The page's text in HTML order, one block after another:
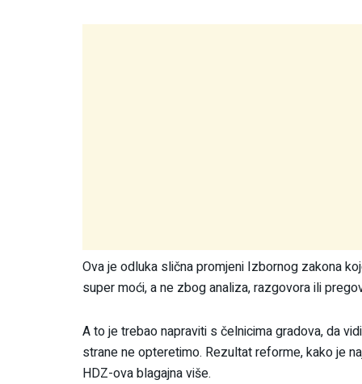
Ova je odluka slična promjeni Izbornog zakona
super moći, a ne zbog analiza, razgovora ili
A to je trebao napraviti s čelnicima gradova, da
strane ne opteretimo. Rezultat reforme, kako je
HDZ-ova blagajna više.